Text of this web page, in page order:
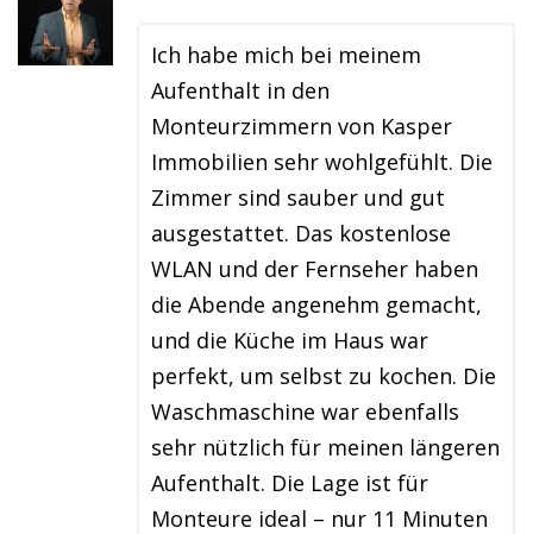
Ich habe mich bei meinem
Aufenthalt in den
Monteurzimmern von Kasper
Immobilien sehr wohlgefühlt. Die
Zimmer sind sauber und gut
ausgestattet. Das kostenlose
WLAN und der Fernseher haben
die Abende angenehm gemacht,
und die Küche im Haus war
perfekt, um selbst zu kochen. Die
Waschmaschine war ebenfalls
sehr nützlich für meinen längeren
Aufenthalt. Die Lage ist für
Monteure ideal – nur 11 Minuten